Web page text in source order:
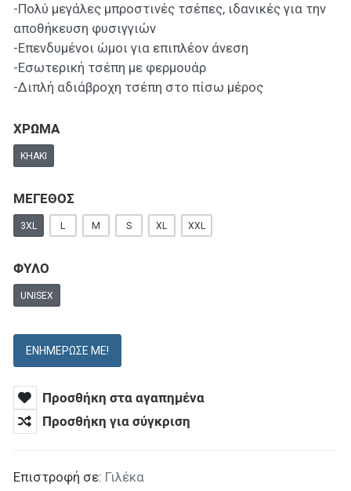
-Πολύ μεγάλες μπροστινές τσέπες, ιδανικές για την
αποθήκευση φυσιγγιών
-Επενδυμένοι ώμοι για επιπλέον άνεση
-Εσωτερική τσέπη με φερμουάρ
-Διπλή αδιάβροχη τσέπη στο πίσω μέρος
ΧΡΩΜΑ
KHAKI
ΜΕΓΕΘΟΣ
3XL L M S XL XXL
ΦΥΛΟ
UNISEX
ΕΝΗΜΈΡΩΣΕ ΜΕ!
Προσθήκη στα αγαπημένα
Προσθήκη για σύγκριση
Επιστροφή σε: Γιλέκα